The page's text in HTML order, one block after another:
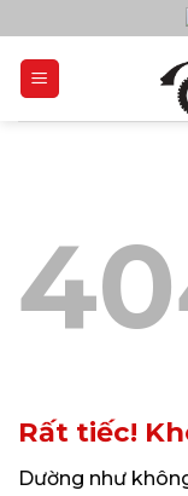
qua
dung
Rất tiếc!
Dường như